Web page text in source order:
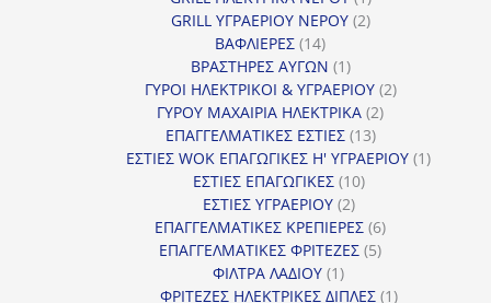
προϊόν
GRILL ΥΓΡΑΕΡΙΟΥ ΝΕΡΟΥ 22
ΒΑΦΛΙΕΡΕΣ 1414
προϊόντα
ΒΡΑΣΤΗΡΕΣ ΑΥΓΩΝ 11
προϊόν
ΓΥΡΟΙ ΗΛΕΚΤΡΙΚΟΙ & ΥΓΡΑΕΡΙΟΥ 22
ΓΥΡΟΥ ΜΑΧΑΙΡΙΑ ΗΛΕΚΤΡΙΚΑ 22
ΕΠΑΓΓΕΛΜΑΤΙΚΕΣ ΕΣΤΙΕΣ 1313
προϊόντα
ΕΣΤΙΕΣ WOK ΕΠΑΓΩΓΙΚΕΣ Η' ΥΓΡΑΕΡΙΟΥ 11
ΕΣΤΙΕΣ ΕΠΑΓΩΓΙΚΕΣ 1010
ΕΣΤΙΕΣ ΥΓΡΑΕΡΙΟΥ 22
προϊόντα
ΕΠΑΓΓΕΛΜΑΤΙΚΕΣ ΚΡΕΠΙΕΡΕΣ 66
προϊόντα
ΕΠΑΓΓΕΛΜΑΤΙΚΕΣ ΦΡΙΤΕΖΕΣ 55
ΦΙΛΤΡΑ ΛΑΔΙΟΥ 11
προϊόν
ΦΡΙΤΕΖΕΣ ΗΛΕΚΤΡΙΚΕΣ ΔΙΠΛΕΣ 11